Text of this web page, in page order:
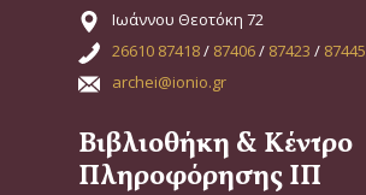
Ιωάννου Θεοτόκη 72
26610 87418/ 87406/ 87423 / 87445
archei@ionio.gr
Βιβλιοθήκη & Κέντρο
Πληροφόρησης ΙΠ